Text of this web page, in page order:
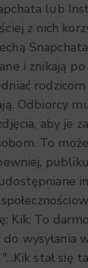
lub
z nich
i znikają
Odbiorcy
aby je
To
Kik: To
wysyłania
stał się